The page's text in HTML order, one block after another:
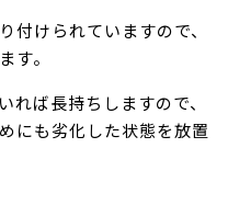
付けられていますので、
す。
れば長持ちしますので、
にも劣化した状態を放置